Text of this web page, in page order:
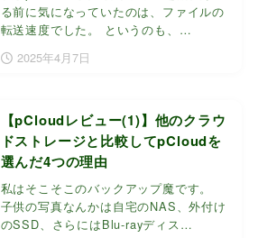
る前に気になっていたのは、ファイルの
転送速度でした。 というのも、…
2025年4月7日
【pCloudレビュー(1)】他のクラウ
ドストレージと比較してpCloudを
選んだ4つの理由
私はそこそこのバックアップ魔です。
子供の写真なんかは自宅のNAS、外付け
のSSD、さらにはBlu-rayディス…